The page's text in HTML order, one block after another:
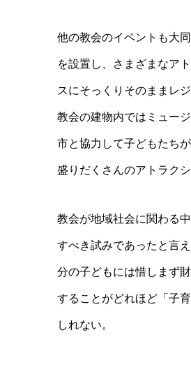
他の教会のイベントも大
を設置し、さまざまなア
スにそっくりそのままレ
教会の建物内ではミュー
市と協力して子どもたち
盛りだくさんのアトラク
教会が地域社会に関わる
すべき試みであったと言
分の子どもには惜しまず
することがどれほど「子
しれない。